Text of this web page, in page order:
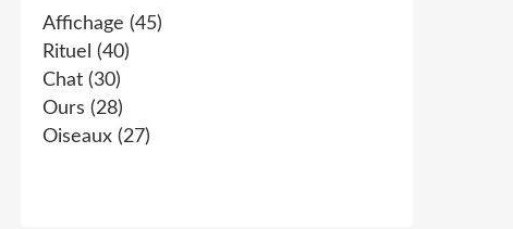
Affichage (45)
Rituel (40)
Chat (30)
Ours (28)
Oiseaux (27)